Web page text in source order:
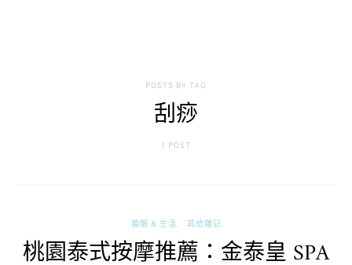
POSTS BY TAG
刮痧
1 POST
婚姻 & 生活 其他雜記
桃園泰式按摩推薦：金泰皇 SPA